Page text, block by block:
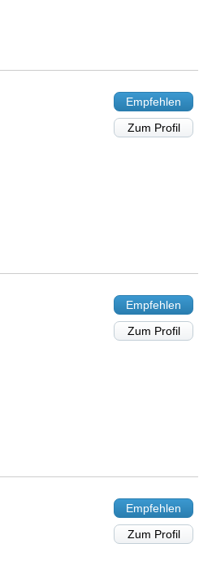
Empfehlen
Zum Profil
Empfehlen
Zum Profil
Empfehlen
Zum Profil